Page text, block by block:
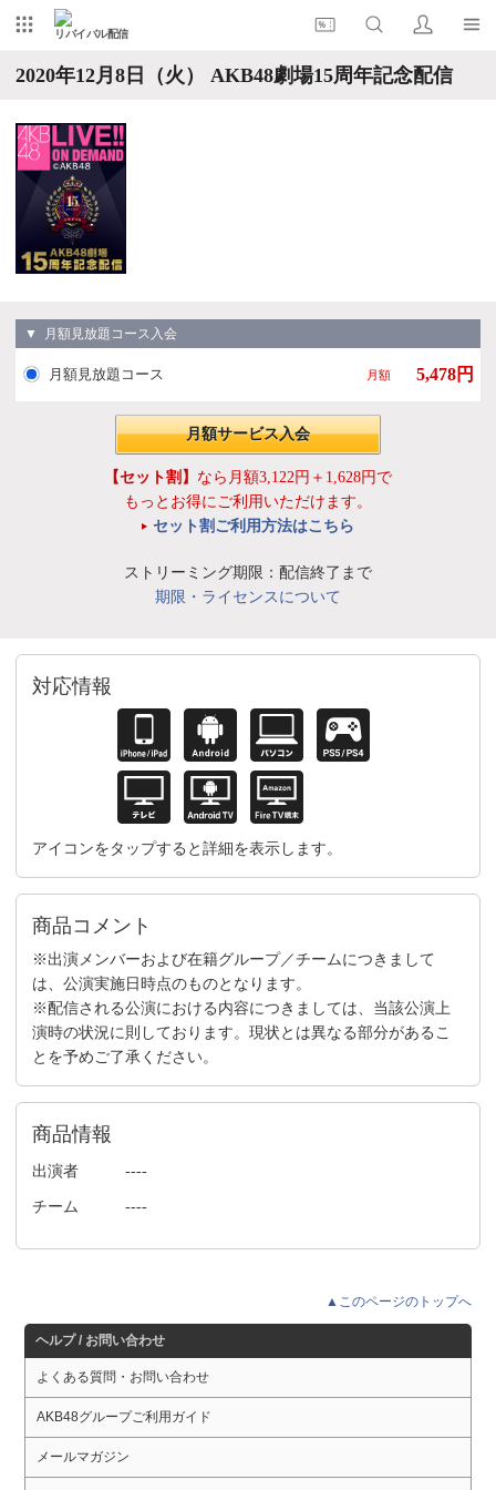
リバイバル配信
2020年12月8日（火） AKB48劇場15周年記念配信
▼ 月額見放題コース入会
月額見放題コース 月額 5,478円
月額サービス入会
【セット割】 なら月額3,122円＋1,628円で
もっとお得にご利用いただけます。
セット割ご利用方法はこちら
ストリーミング期限：配信終了まで
期限・ライセンスについて
対応情報
アイコンをタップすると詳細を表示します。
商品コメント
※出演メンバーおよび在籍グループ／チームにつきまして
は、公演実施日時点のものとなります。
※配信される公演における内容につきましては、当該公演上
演時の状況に則しております。現状とは異なる部分があるこ
とを予めご了承ください。
商品情報
出演者 ----
チーム ----
▲このページのトップへ
ヘルプ / お問い合わせ
よくある質問・お問い合わせ
AKB48グループご利用ガイド
メールマガジン